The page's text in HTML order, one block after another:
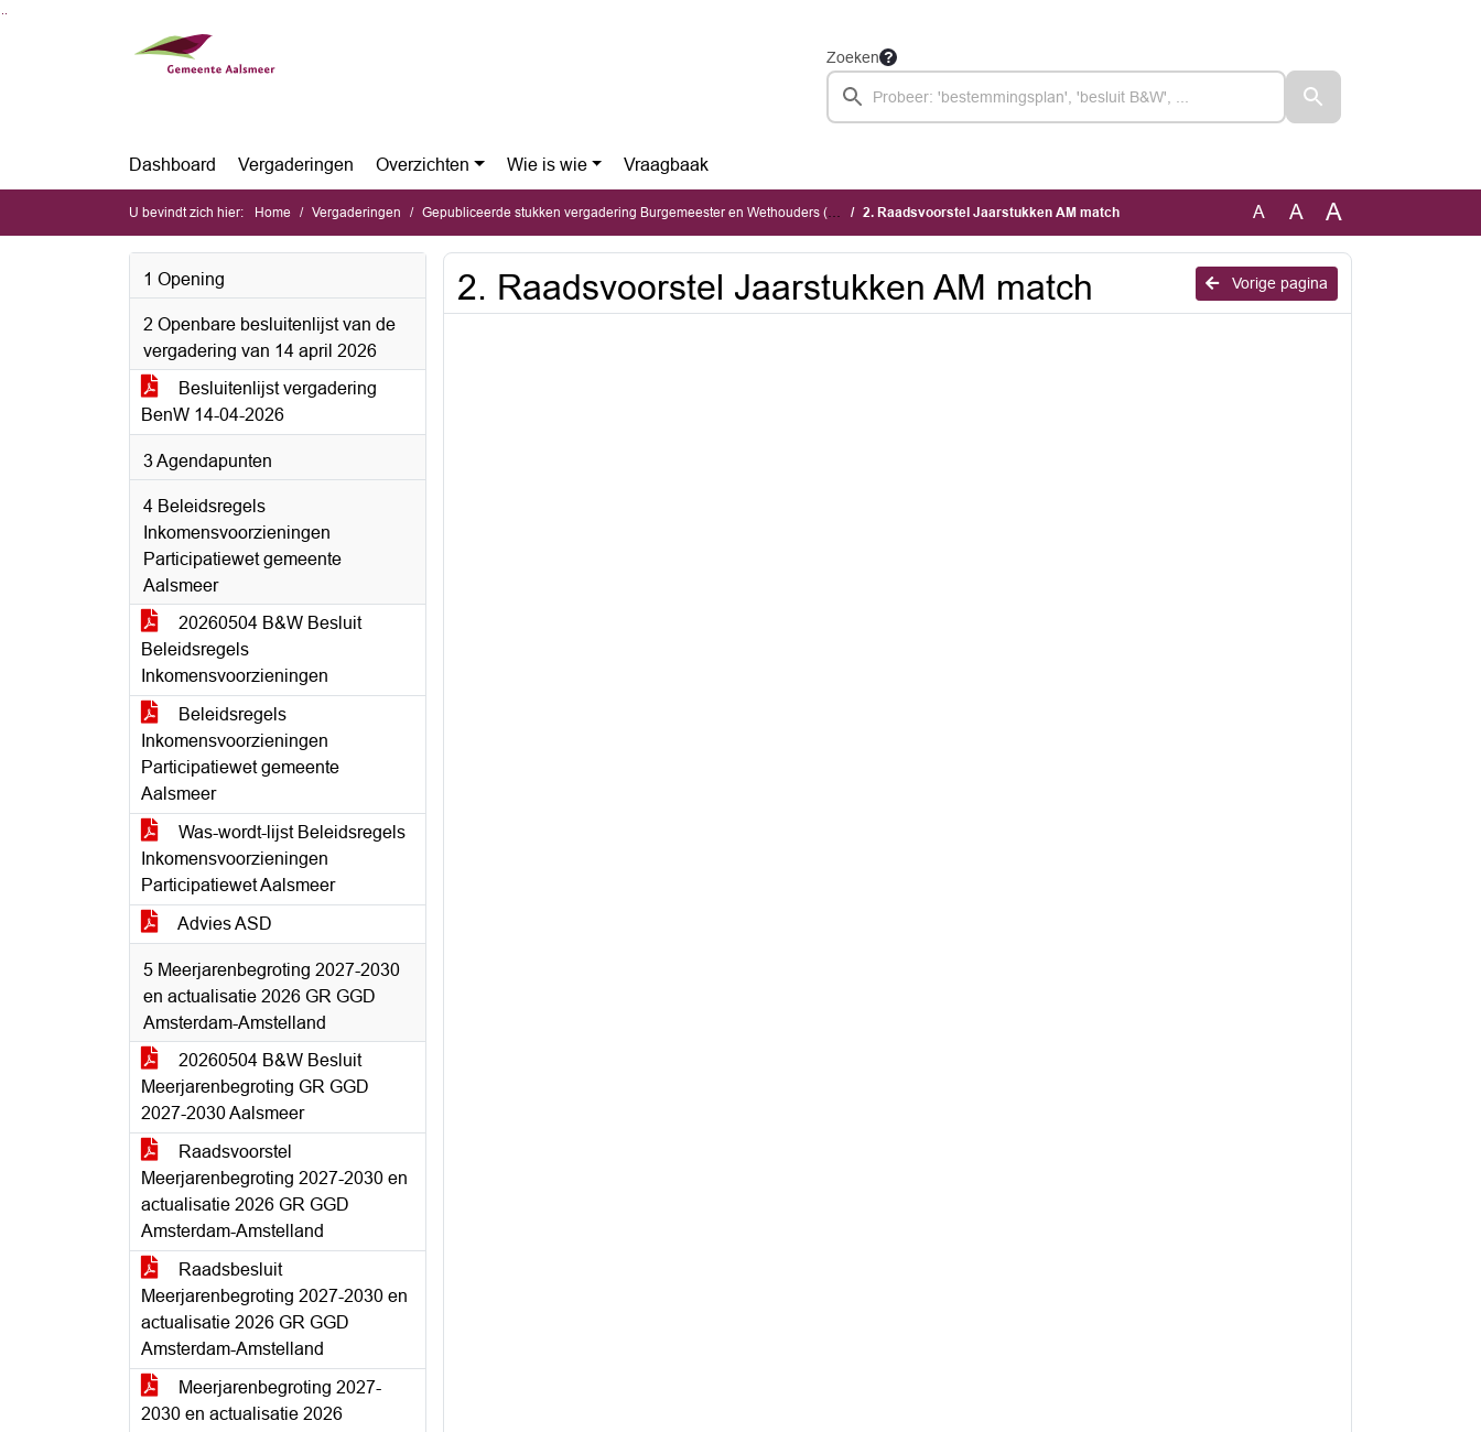
Zoeken
Dashboard Vergaderingen Overzichten Wie is wie Vraagbaak
U bevindt zich hier: Home Vergaderingen Gepubliceerde stukken vergadering Burgemeester en Wethouders (maandag 4 mei 2026) 2. Raadsvoorstel Jaarstukken AM match A A A
1 Opening
2 Openbare besluitenlijst van de
vergadering van 14 april 2026
Besluitenlijst vergadering
BenW 14-04-2026
3 Agendapunten
4 Beleidsregels
Inkomensvoorzieningen
Participatiewet gemeente
Aalsmeer
20260504 B&W Besluit
Beleidsregels
Inkomensvoorzieningen
Beleidsregels
Inkomensvoorzieningen
Participatiewet gemeente
Aalsmeer
Was-wordt-lijst Beleidsregels
Inkomensvoorzieningen
Participatiewet Aalsmeer
Advies ASD
5 Meerjarenbegroting 2027-2030
en actualisatie 2026 GR GGD
Amsterdam-Amstelland
20260504 B&W Besluit
Meerjarenbegroting GR GGD
2027-2030 Aalsmeer
Raadsvoorstel
Meerjarenbegroting 2027-2030 en
actualisatie 2026 GR GGD
Amsterdam-Amstelland
Raadsbesluit
Meerjarenbegroting 2027-2030 en
actualisatie 2026 GR GGD
Amsterdam-Amstelland
Meerjarenbegroting 2027-
2030 en actualisatie 2026
Vorige pagina
2. Raadsvoorstel Jaarstukken AM match